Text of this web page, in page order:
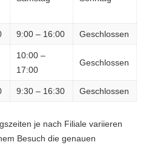
9:00 – 16:00 Geschlossen
10:00 –
17:00
Geschlossen
9:30 – 16:30 Geschlossen
je nach Filiale variieren
Besuch die genauen